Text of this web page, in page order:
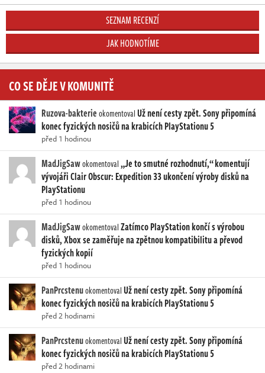
SEZNAM RECENZÍ
JAK HODNOTÍME
CO SE DĚJE V KOMUNITĚ
Ruzova-bakterieokomentovalUž není cesty zpět. Sony připomíná
konec fyzických nosičů na krabicích PlayStationu 5
před 1 hodinou
MadJigSawokomentoval„Je to smutné rozhodnutí,“ komentují
vývojáři Clair Obscur: Expedition 33 ukončení výroby disků na
PlayStationu
před 1 hodinou
MadJigSawokomentovalZatímco PlayStation končí s výrobou
disků, Xbox se zaměřuje na zpětnou kompatibilitu a převod
fyzických kopií
před 1 hodinou
PanPrcstenuokomentovalUž není cesty zpět. Sony připomíná
konec fyzických nosičů na krabicích PlayStationu 5
před 2 hodinami
PanPrcstenuokomentovalUž není cesty zpět. Sony připomíná
konec fyzických nosičů na krabicích PlayStationu 5
před 2 hodinami